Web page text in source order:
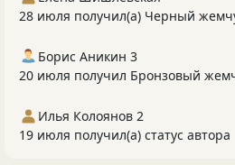
28 июля получил(а) Черный
Борис Аникин 3
20 июля получил Бронзовый
Илья Колоянов 2
19 июля получил(а) статус автора